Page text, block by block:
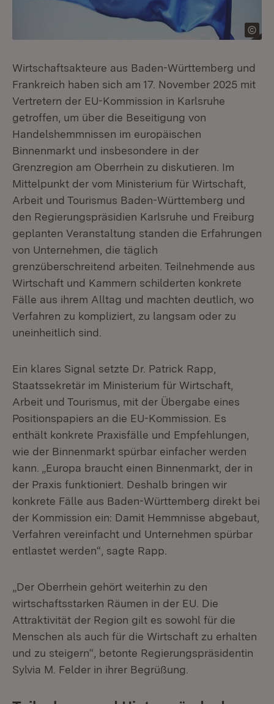
Wirtschaftsakteure aus Baden-Württemberg und
Frankreich haben sich am 17. November 2025 mit
Vertretern der EU-Kommission in Karlsruhe
getroffen, um über die Beseitigung von
Handelshemmnissen im europäischen
Binnenmarkt und insbesondere in der
Grenzregion am Oberrhein zu diskutieren. Im
Mittelpunkt der vom Ministerium für Wirtschaft,
Arbeit und Tourismus Baden-Württemberg und
den Regierungspräsidien Karlsruhe und Freiburg
geplanten Veranstaltung standen die Erfahrungen
von Unternehmen, die täglich
grenzüberschreitend arbeiten. Teilnehmende aus
Wirtschaft und Kammern schilderten konkrete
Fälle aus ihrem Alltag und machten deutlich, wo
Verfahren zu kompliziert, zu langsam oder zu
uneinheitlich sind.
Ein klares Signal setzte Dr. Patrick Rapp,
Staatssekretär im Ministerium für Wirtschaft,
Arbeit und Tourismus, mit der Übergabe eines
Positionspapiers an die EU-Kommission. Es
enthält konkrete Praxisfälle und Empfehlungen,
wie der Binnenmarkt spürbar einfacher werden
kann. „Europa braucht einen Binnenmarkt, der in
der Praxis funktioniert. Deshalb bringen wir
konkrete Fälle aus Baden-Württemberg direkt bei
der Kommission ein: Damit Hemmnisse abgebaut,
Verfahren vereinfacht und Unternehmen spürbar
entlastet werden“, sagte Rapp.
„Der Oberrhein gehört weiterhin zu den
wirtschaftsstarken Räumen in der EU. Die
Attraktivität der Region gilt es sowohl für die
Menschen als auch für die Wirtschaft zu erhalten
und zu steigern“, betonte Regierungspräsidentin
Sylvia M. Felder in ihrer Begrüßung.